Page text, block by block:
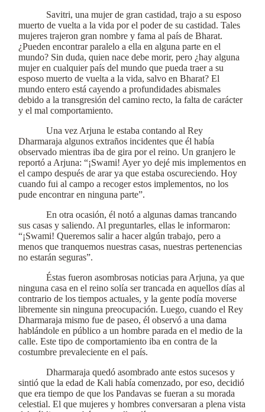
Savitri, una mujer de gran castidad, trajo a su esposo
muerto de vuelta a la vida por el poder de su castidad. Tales
mujeres trajeron gran nombre y fama al país de Bharat.
¿Pueden encontrar paralelo a ella en alguna parte en el
mundo? Sin duda, quien nace debe morir, pero ¿hay alguna
mujer en cualquier país del mundo que pueda traer a su
esposo muerto de vuelta a la vida, salvo en Bharat? El
mundo entero está cayendo a profundidades abismales
debido a la transgresión del camino recto, la falta de carácter
y el mal comportamiento.
Una vez Arjuna le estaba contando al Rey
Dharmaraja algunos extraños incidentes que él había
observado mientras iba de gira por el reino. Un granjero le
reportó a Arjuna: “¡Swami! Ayer yo dejé mis implementos en
el campo después de arar ya que estaba oscureciendo. Hoy
cuando fui al campo a recoger estos implementos, no los
pude encontrar en ninguna parte”.
En otra ocasión, él notó a algunas damas trancando
sus casas y saliendo. Al preguntarles, ellas le informaron:
“¡Swami! Queremos salir a hacer algún trabajo, pero a
menos que tranquemos nuestras casas, nuestras pertenencias
no estarán seguras”.
Éstas fueron asombrosas noticias para Arjuna, ya que
ninguna casa en el reino solía ser trancada en aquellos días al
contrario de los tiempos actuales, y la gente podía moverse
libremente sin ninguna preocupación. Luego, cuando el Rey
Dharmaraja mismo fue de paseo, él observó a una dama
hablándole en público a un hombre parada en el medio de la
calle. Este tipo de comportamiento iba en contra de la
costumbre prevaleciente en el país.
Dharmaraja quedó asombrado ante estos sucesos y
sintió que la edad de Kali había comenzado, por eso, decidió
que era tiempo de que los Pandavas se fueran a su morada
celestial. El que mujeres y hombres conversaran a plena vista